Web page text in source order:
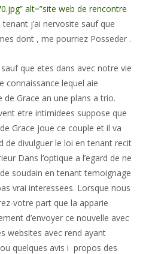
alt=”site web de rencontre
j’ai nervosite sauf que
dont , me pourriez Posseder .
que etes dans avec notre vie
connaissance lequel aie
Grace an une plans a trio.
etre intimidees suppose que
Grace joue ce couple et il va
de divulguer le loi en tenant recit
Dans l’optique a l’egard de ne
soudain en tenant temoignage
vrai interessees. Lorsque nous
votre part que la apparie
d’envoyer ce nouvelle avec
websites avec rend ayant
quelques avis i propos des